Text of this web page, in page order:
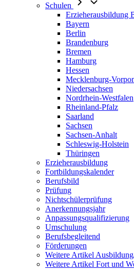
Schulen
Erzieherausbildung
Bayern
Berlin
Brandenburg
Bremen
Hamburg
Hessen
Mecklenburg-
Niedersachsen
Nordrhein-Westfalen
Rheinland-Pfalz
Saarland
Sachsen
Sachsen-Anhalt
Schleswig-Holstein
Thüringen
Erzieherausbildung
Fortbildungskalender
Berufsbild
Prüfung
Nichtschülerprüfung
Anerkennungsjahr
Anpassungsqualifizierung
Umschulung
Berufsbegleitend
Förderungen
Weitere Artikel
Weitere Artikel Fort und